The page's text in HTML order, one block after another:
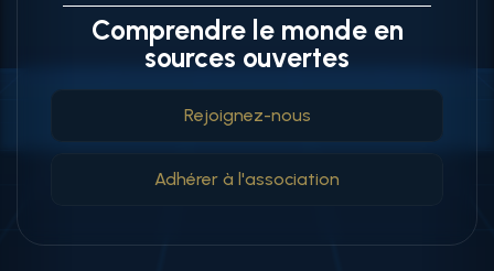
Comprendre le monde en
sources ouvertes
Rejoignez-nous
Adhérer à l'association